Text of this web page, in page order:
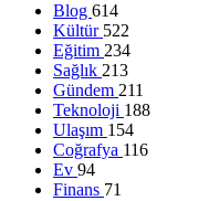
Blog 614
Kültür 522
Eğitim 234
Sağlık 213
Gündem 211
Teknoloji 188
Ulaşım 154
Coğrafya 116
Ev 94
Finans 71